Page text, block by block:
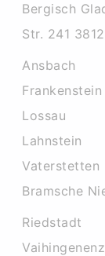
Bergisch
Str. 241
Ansbach
Frankenstein
Lossau
Lahnstein
Vaterstetten
Bramsche
Riedstadt
Vaihingenenz